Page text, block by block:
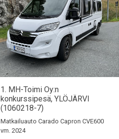
1. MH-Toimi Oy:n
konkurssipesä, YLÖJÄRVI
(1060218-7)
Matkailuauto Carado Capron CVE600
vm. 2024